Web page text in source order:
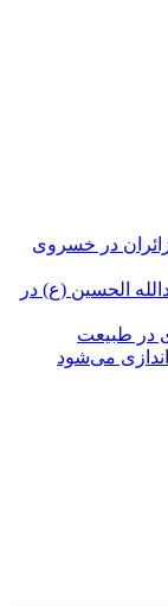
در خسروی
الحسین (ع) در
در طبیعت
می‌شود